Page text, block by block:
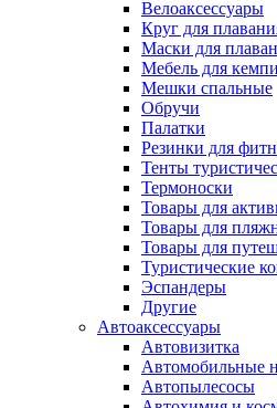
Велоаксессуары
Круг для
Маски для
Мебель для
Мешки спальные
Обручи
Палатки
Резинки для
Тенты
Термоноски
Товары для
Товары для
Товары для
Туристические
Эспандеры
Другие
Автоаксессуары
Автовизитка
Автомобильные
Автопылесосы